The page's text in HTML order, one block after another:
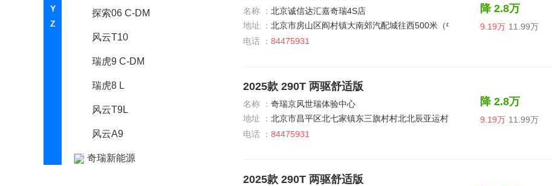
Y
Z
探索06 C-DM
风云T10
瑞虎9 C-DM
瑞虎8 L
风云T9L
风云A9
奇瑞新能源
名称 ： 北京诚信达汇嘉奇瑞4S店
地址 ： 北京市房山区阎村镇大南郊汽配城往西500米（中石油西侧）
电话 ： 84475931
降 2.8万
9.19万 11.99万
2025款 290T 两驱舒适版
名称 ： 奇瑞京风世瑞体验中心
地址 ： 北京市昌平区北七家镇东三旗村村北北辰亚运村汽车交易市场内A三区12号
电话 ： 84475931
降 2.8万
9.19万 11.99万
2025款 290T 两驱舒适版